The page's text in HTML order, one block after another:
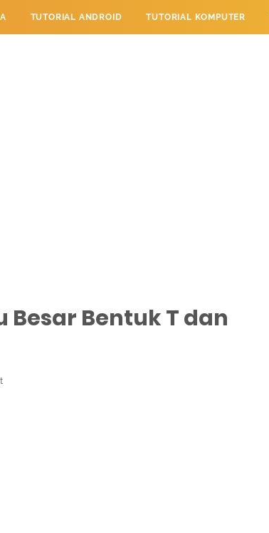
TUTORIAL ANDROID TUTORIAL KOMPUTER
Besar Bentuk T dan